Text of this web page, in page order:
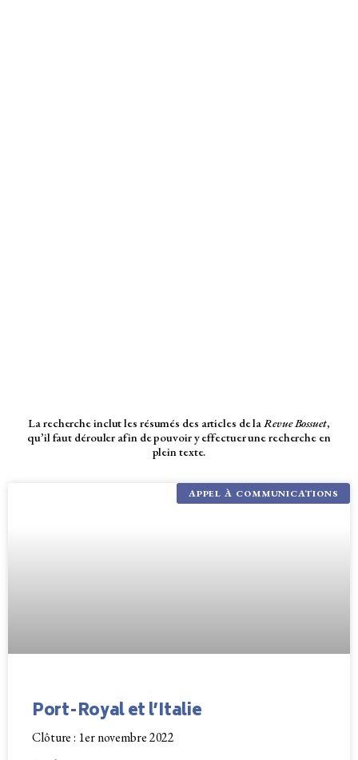
La recherche inclut les résumés des articles de laRevue Bossuet,
qu’il faut dérouler afin de pouvoir y effectuer une recherche en
plein texte.
APPEL À COMMUNICATIONS
Port-Royal et l’Italie
Clôture : 1er novembre 2022